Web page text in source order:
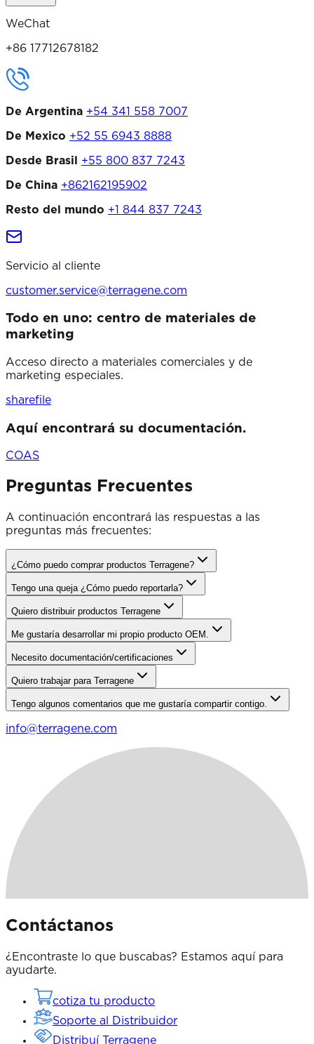
WeChat
+86 17712678182
De Argentina +54 341 558 7007
De Mexico +52 55 6943 8888
Desde Brasil +55 800 837 7243
De China +862162195902
Resto del mundo +1 844 837 7243
Servicio al cliente
customer.service@terragene.com
Todo en uno: centro de materiales de
marketing
Acceso directo a materiales comerciales y de
marketing especiales.
sharefile
Aquí encontrará su documentación.
COAS
Preguntas Frecuentes
A continuación encontrará las respuestas a las
preguntas más frecuentes:
¿Cómo puedo comprar productos Terragene?
Tengo una queja ¿Cómo puedo reportarla?
Quiero distribuir productos Terragene
Me gustaría desarrollar mi propio producto OEM.
Necesito documentación/certificaciones
Quiero trabajar para Terragene
Tengo algunos comentarios que me gustaría compartir contigo.
info@terragene.com
Contáctanos
¿Encontraste lo que buscabas? Estamos aquí para
ayudarte.
cotiza tu producto
Soporte al Distribuidor
Distribuí Terragene